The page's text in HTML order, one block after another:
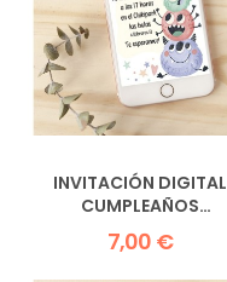
INVITACIÓN DIGITAL
CUMPLEAÑOS
MOUNSTRUITOS
7,00 €